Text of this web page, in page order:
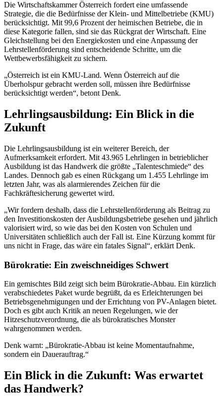
Die Wirtschaftskammer Österreich fordert eine umfassende
Strategie, die die Bedürfnisse der Klein- und Mittelbetriebe (KMU)
berücksichtigt. Mit 99,6 Prozent der heimischen Betriebe, die in
diese Kategorie fallen, sind sie das Rückgrat der Wirtschaft. Eine
Gleichstellung bei den Energiekosten und eine Anpassung der
Lehrstellenförderung sind entscheidende Schritte, um die
Wettbewerbsfähigkeit zu sichern.
„Österreich ist ein KMU-Land. Wenn Österreich auf die
Überholspur gebracht werden soll, müssen ihre Bedürfnisse
berücksichtigt werden“, betont Denk.
Lehrlingsausbildung: Ein Blick in die
Zukunft
Die Lehrlingsausbildung ist ein weiterer Bereich, der
Aufmerksamkeit erfordert. Mit 43.965 Lehrlingen in betrieblicher
Ausbildung ist das Handwerk die größte „Talenteschmiede“ des
Landes. Dennoch gab es einen Rückgang um 1.455 Lehrlinge im
letzten Jahr, was als alarmierendes Zeichen für die
Fachkräftesicherung gewertet wird.
„Wir fordern deshalb, dass die Lehrstellenförderung als Beitrag zu
den Investitionskosten der Ausbildungsbetriebe gesehen und jährlich
valorisiert wird, so wie das bei den Kosten von Schulen und
Universitäten schließlich auch der Fall ist. Eine Kürzung kommt für
uns nicht in Frage, das wäre ein fatales Signal“, erklärt Denk.
Bürokratie: Ein zweischneidiges Schwert
Ein gemischtes Bild zeigt sich beim Bürokratie-Abbau. Ein kürzlich
verabschiedetes Paket wurde begrüßt, da es Erleichterungen bei
Betriebsgenehmigungen und der Errichtung von PV-Anlagen bietet.
Doch es gibt auch Kritik an neuen Regelungen, wie der
Hitzeschutzverordnung, die als bürokratisches Monster
wahrgenommen werden.
Denk warnt: „Bürokratie-Abbau ist keine Momentaufnahme,
sondern ein Dauerauftrag.“
Ein Blick in die Zukunft: Was erwartet
das Handwerk?